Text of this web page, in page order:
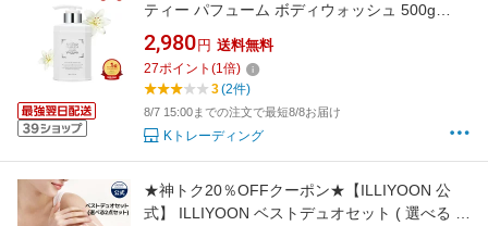
ティー パフューム ボディウォッシュ 500g
TEABLESS LILY MUSK WHITE TEA
2,980 円 送料無料
27ポイント (1倍)
3(2件)
8/7 15:00までの注文で最短8/8お届け
Kトレーディング
★神トク20％OFFクーポン★【ILLIYOON 公
式】 ILLIYOON ベストデュオセット ( 選べる ロ